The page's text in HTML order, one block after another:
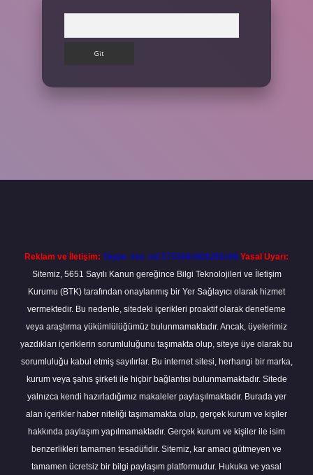
Reklam ve İletişim: Skype: live:.cid.575569c608265c69 Yasal Uyarı:
Sitemiz, 5651 Sayılı Kanun gereğince Bilgi Teknolojileri ve İletişim
Kurumu (BTK) tarafından onaylanmış bir Yer Sağlayıcı olarak hizmet
vermektedir. Bu nedenle, sitedeki içerikleri proaktif olarak denetleme
veya araştırma yükümlülüğümüz bulunmamaktadır. Ancak, üyelerimiz
yazdıkları içeriklerin sorumluluğunu taşımakta olup, siteye üye olarak bu
sorumluluğu kabul etmiş sayılırlar. Bu internet sitesi, herhangi bir marka,
kurum veya şahıs şirketi ile hiçbir bağlantısı bulunmamaktadır. Sitede
yalnızca kendi hazırladığımız makaleler paylaşılmaktadır. Burada yer
alan içerikler haber niteliği taşımamakta olup, gerçek kurum ve kişiler
hakkında paylaşım yapılmamaktadır. Gerçek kurum ve kişiler ile isim
benzerlikleri tamamen tesadüfidir. Sitemiz, kar amacı gütmeyen ve
tamamen ücretsiz bir bilgi paylaşım platformudur. Hukuka ve yasal